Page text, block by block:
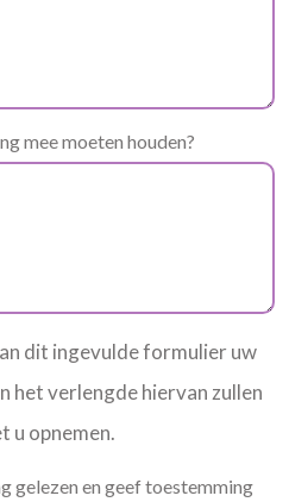
mee moeten houden?
dit ingevulde formulier uw
u opnemen.